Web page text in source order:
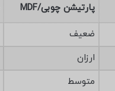
پارتیشن چوبی/MDF
ضعیف
ارزان
متوسط